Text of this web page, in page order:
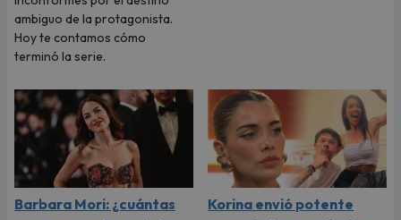
ambiguo de la protagonista.
Hoy te contamos cómo
terminó la serie.
Barbara Mori: ¿cuántas
Korina envió potente